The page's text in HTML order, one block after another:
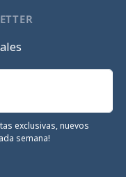
exclusivas, nuevos
semana!